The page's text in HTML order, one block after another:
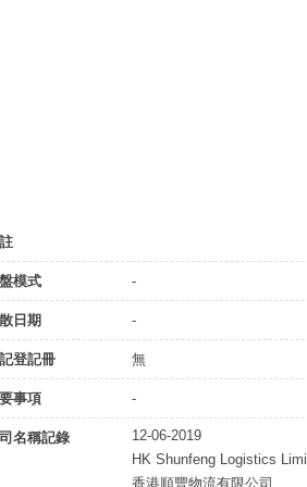
模式 -
日期 -
登記冊 無
事項 -
名稱記錄
12-06-2019
HK Shunfeng Logistics
香港順豐物流有限公司